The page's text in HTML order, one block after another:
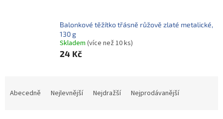
Balonkové těžítko třásně růžově zlaté metalické,
130 g
Skladem (více než 10 ks)
24 Kč
Abecedně Nejlevnější Nejdražší Nejprodávanější